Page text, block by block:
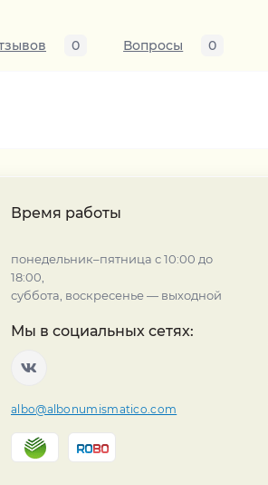
0 Вопросы 0
Время работы
понедельник–пятница с 10:00 до
18:00,
суббота, воскресенье — выходной
Мы в социальных сетях:
albo@albonumismatico.com